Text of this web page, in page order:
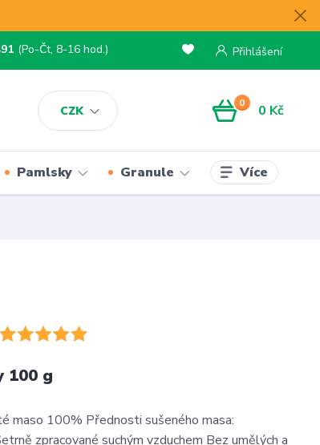
CZK
Přihlášení
(Po-Čt, 8-16 hod.)
0 0 Kč
Pamlsky Granule Více
100 g
maso 100% Přednosti sušeného masa:
zpracované suchým vzduchem Bez umělých a